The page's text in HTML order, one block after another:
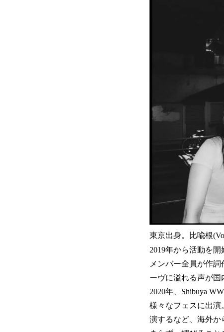
東京出身。比喩根
2019年から活動を開
メンバー全員が作
ーヴに溢れる声が国
2020年、Shibuya
様々なフェスに出演
演するなど、海外か